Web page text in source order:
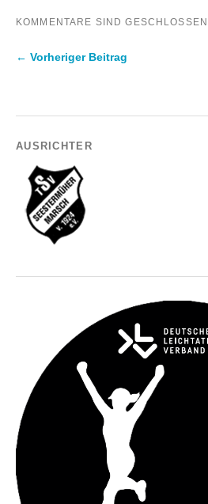
KOMMENTARE SIND GESCHLOSSEN.
← Vorheriger Beitrag
AUSRICHTER